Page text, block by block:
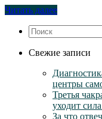
Читать далее
Свежие записи
центры
Третья
уходит
За что